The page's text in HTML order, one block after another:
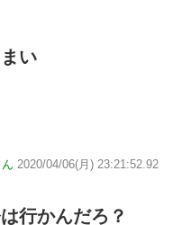
い
2020/04/06(月) 23:21:52.92
行かんだろ？